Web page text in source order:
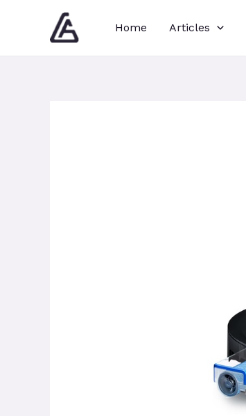
Home Articles